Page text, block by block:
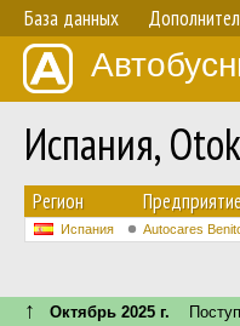
База данных
Испания,
Регион
Испания Autocares
↑ Октябрь 2025 г.